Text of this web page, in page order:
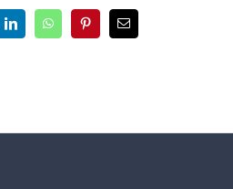
LinkedInWhatsAppPinterest
E-
mail